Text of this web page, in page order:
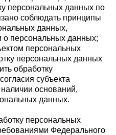
персональных данных по
соблюдать принципы
данных,
персональных данных;
персональных
персональных данных
обработку
субъекта
оснований,
данных.
персональных
Федерального